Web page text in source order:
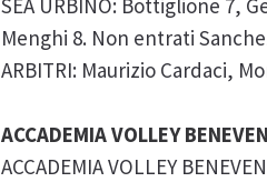
SEA URBINO: Bottiglione 7,
Menghi 8. Non entrati
ARBITRI: Maurizio Cardaci,
ACCADEMIA VOLLEY
ACCADEMIA VOLLEY